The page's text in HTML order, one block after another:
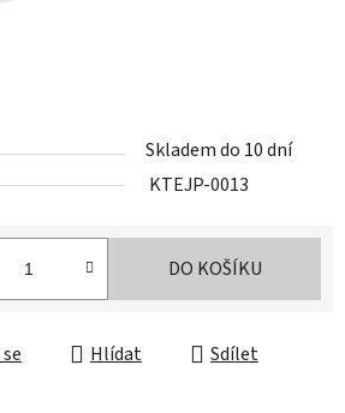
Skladem do 10 dní
KTEJP-0013
DO KOŠÍKU
Hlídat Sdílet